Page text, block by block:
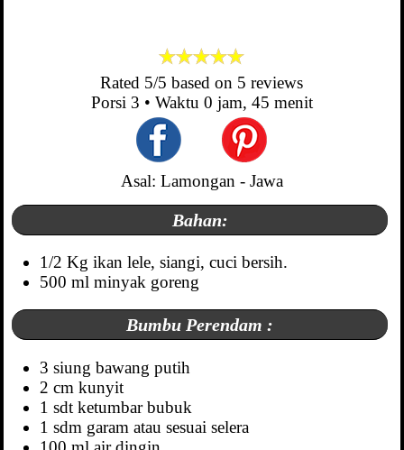
Rated 5/5 based on 5 reviews
Porsi 3 • Waktu 0 jam, 45 menit
Asal: Lamongan - Jawa
Bahan:
1/2 Kg ikan lele, siangi, cuci bersih.
500 ml minyak goreng
Bumbu Perendam :
3 siung bawang putih
2 cm kunyit
1 sdt ketumbar bubuk
1 sdm garam atau sesuai selera